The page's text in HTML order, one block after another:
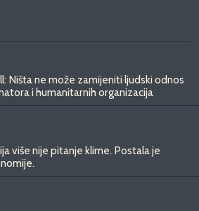
Ništa ne može zamijeniti ljudski odnos
i humanitarnih organizacija
više nije pitanje klime. Postala je